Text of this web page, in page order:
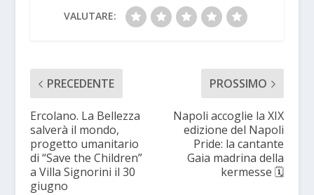
VALUTARE:
PRECEDENTE
Ercolano. La Bellezza
salverà il mondo,
progetto umanitario
di “Save the Children”
a Villa Signorini il 30
giugno
PROSSIMO
Napoli accoglie la XIX
edizione del Napoli
Pride: la cantante
Gaia madrina della
kermesse 🗓